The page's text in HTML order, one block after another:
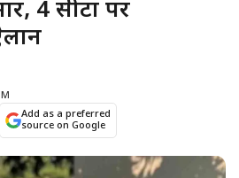
4 सीटों पर
Add as a preferred
source on Google